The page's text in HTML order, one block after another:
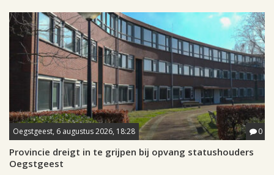
Oegstgeest, 6 augustus 2026, 18:28 0
Provincie dreigt in te grijpen bij opvang statushouders
Oegstgeest